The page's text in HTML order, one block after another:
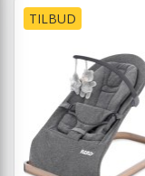
TILBUD